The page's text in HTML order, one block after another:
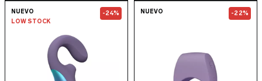
Go to theENIGMA Wave™
NUEVO
LOW STOCK
-24% Go to the
NUEVO -22%